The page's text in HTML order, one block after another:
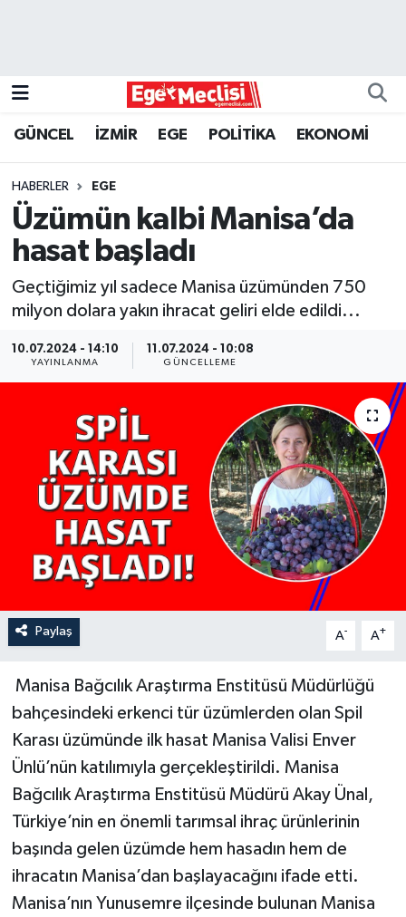
GÜNCEL İZMİR EGE POLİTİKA EKONOMİ
HABERLER EGE
Üzümün kalbi Manisa’da
hasat başladı
Geçtiğimiz yıl sadece Manisa üzümünden 750
milyon dolara yakın ihracat geliri elde edildi...
10.07.2024 - 14:10
YAYINLANMA
11.07.2024 - 10:08
GÜNCELLEME
Paylaş A- A+
Manisa Bağcılık Araştırma Enstitüsü Müdürlüğü
bahçesindeki erkenci tür üzümlerden olan Spil
Karası üzümünde ilk hasat Manisa Valisi Enver
Ünlü’nün katılımıyla gerçekleştirildi. Manisa
Bağcılık Araştırma Enstitüsü Müdürü Akay Ünal,
Türkiye’nin en önemli tarımsal ihraç ürünlerinin
başında gelen üzümde hem hasadın hem de
ihracatın Manisa’dan başlayacağını ifade etti.
Manisa’nın Yunusemre ilçesinde bulunan Manisa
GÜNCEL
İZMİR
ÖZEL HABER
POLİTİKA
Programlar
YAŞAM